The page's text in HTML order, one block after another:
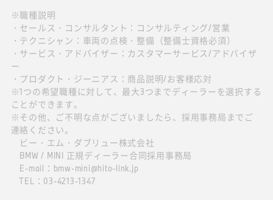
※職種説明
・セールス・コンサルタント：コンサルティング/営業
・テクニシャン：車両の点検・整備（整備士資格必須）
・サービス・アドバイザー：カスタマーサービス/アドバイザ
ー
・プロダクト・ジーニアス：商品説明/お客様応対
※1つの希望職種に対して、最大3つまでディーラーを選択する
ことができます。
※その他、ご不明な点がございましたら、採用事務局までご
連絡ください。
ビー・エム・ダブリュー株式会社
BMW / MINI 正規ディーラー合同採用事務局
E-mail：bmw-mini@hito-link.jp
TEL：03-4213-1347